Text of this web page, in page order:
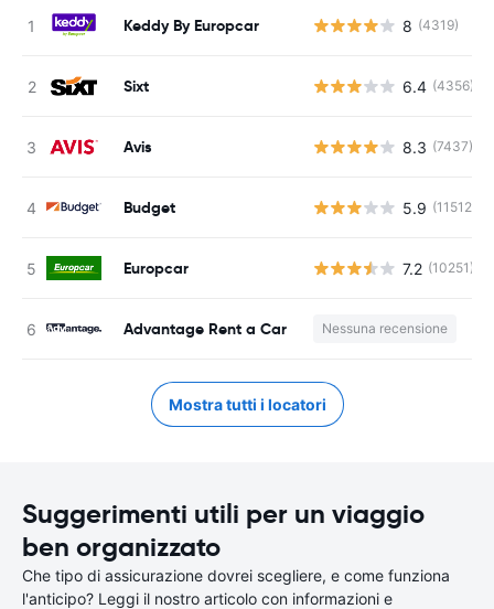
Keddy By Europcar 8 (4319)
Sixt 6.4 (4356)
Avis 8.3 (7437)
Budget 5.9 (11512)
Europcar 7.2 (10251)
Advantage Rent a Car Nessuna recensione
Mostra tutti i locatori
Suggerimenti utili per un viaggio
ben organizzato
Che tipo di assicurazione dovrei scegliere, e come funziona
l'anticipo? Leggi il nostro articolo con informazioni e